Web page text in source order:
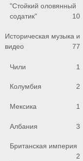
"Стойкий оловянный
содатик"
10
Историческая музыка и
видео
77
Чили 1
Колумбия 2
Мексика 1
Албания 3
Британская империя
2